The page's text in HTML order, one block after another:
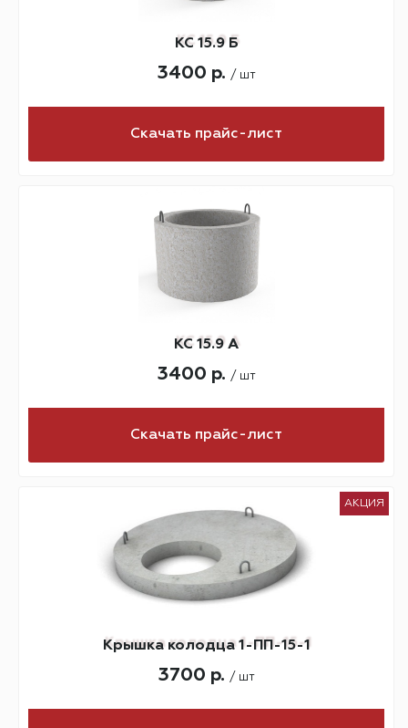
КС 15.9 Б
3400 р. / шт
Скачать прайс-лист
КС 15.9 А
3400 р. / шт
Скачать прайс-лист
АКЦИЯ
Крышка колодца 1-ПП-15-1
3700 р. / шт